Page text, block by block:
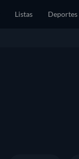
Listas Deportes